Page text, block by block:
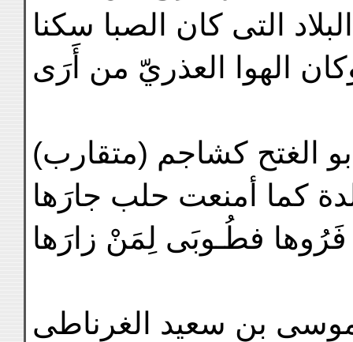
التى كان الصبا سكنا
الهوا العذريّ من أَرَى
الغتح كشاجم (متقارب)
كما أمنعت حلب جارَها
فطُـوبَى لِمَنْ زارَها
بن سعيد الغرناطى